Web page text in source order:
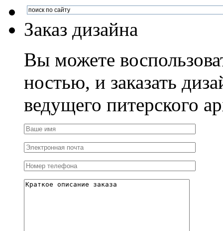
Заказ дизайна
Вы можете
ностью, и заказать
ведущего питерского